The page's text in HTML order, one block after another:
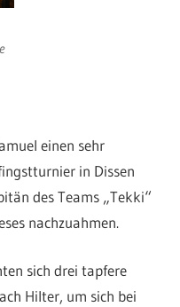
einen sehr
in Dissen
des Teams „Tekki“
nachzuahmen.
sich drei tapfere
Hilter, um sich bei